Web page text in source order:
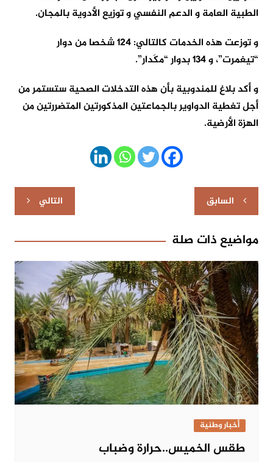
الطبية العامة و الدعم النفسي و توزيع الأدوية بالمجان.
و توزعت هذه الخدمات كالتالي: 124 شخصا من دوار
“تيغمرت”، و 134 بدوار “مكَدار”.
و أكد بلاغ للمندوبية بأن هذه التدخلات الصحية ستستمر من
أجل تغطية الدواوير بالجماعتين المذكورتين المتضررتين من
الهزة الأرضية.
تصفّح
المقالات
السابق التالي
مواضيع ذات صلة
أخبار وطنية
طقس الخميس..حرارة وضباب